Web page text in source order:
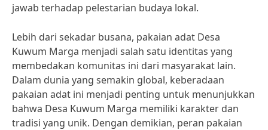
jawab terhadap pelestarian budaya lokal.
Lebih dari sekadar busana, pakaian adat Desa
Kuwum Marga menjadi salah satu identitas yang
membedakan komunitas ini dari masyarakat lain.
Dalam dunia yang semakin global, keberadaan
pakaian adat ini menjadi penting untuk menunjukkan
bahwa Desa Kuwum Marga memiliki karakter dan
tradisi yang unik. Dengan demikian, peran pakaian